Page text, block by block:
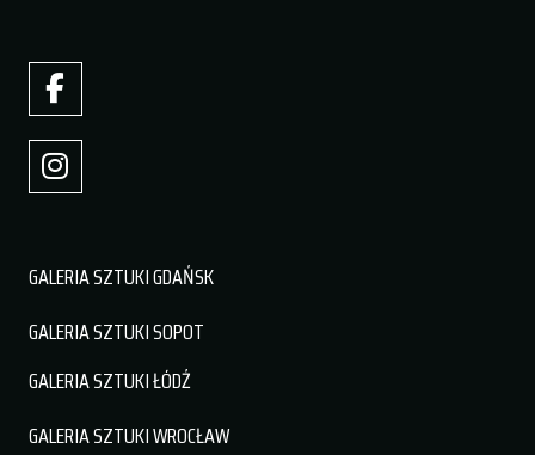
GALERIA SZTUKI GDAŃSK
GALERIA SZTUKI SOPOT
GALERIA SZTUKI ŁÓDŹ
GALERIA SZTUKI WROCŁAW